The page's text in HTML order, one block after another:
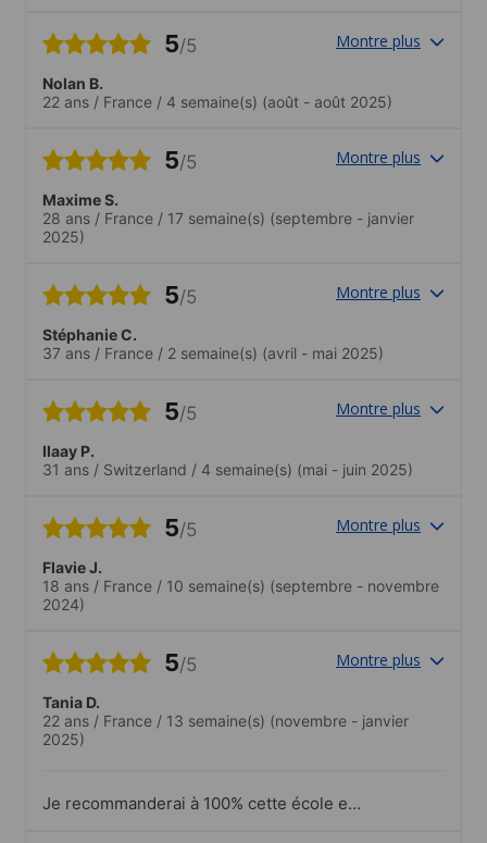
5/5 Montre plus
Nolan B.
22 ans / France / 4 semaine(s) (août - août 2025)
5/5 Montre plus
Maxime S.
28 ans / France / 17 semaine(s) (septembre - janvier
2025)
5/5 Montre plus
Stéphanie C.
37 ans / France / 2 semaine(s) (avril - mai 2025)
5/5 Montre plus
Ilaay P.
31 ans / Switzerland / 4 semaine(s) (mai - juin 2025)
5/5 Montre plus
Flavie J.
18 ans / France / 10 semaine(s) (septembre - novembre
2024)
5/5 Montre plus
Tania D.
22 ans / France / 13 semaine(s) (novembre - janvier
2025)
Je recommanderai à 100% cette école et